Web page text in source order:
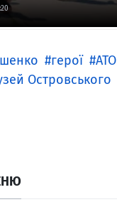
герої АТО
Островського